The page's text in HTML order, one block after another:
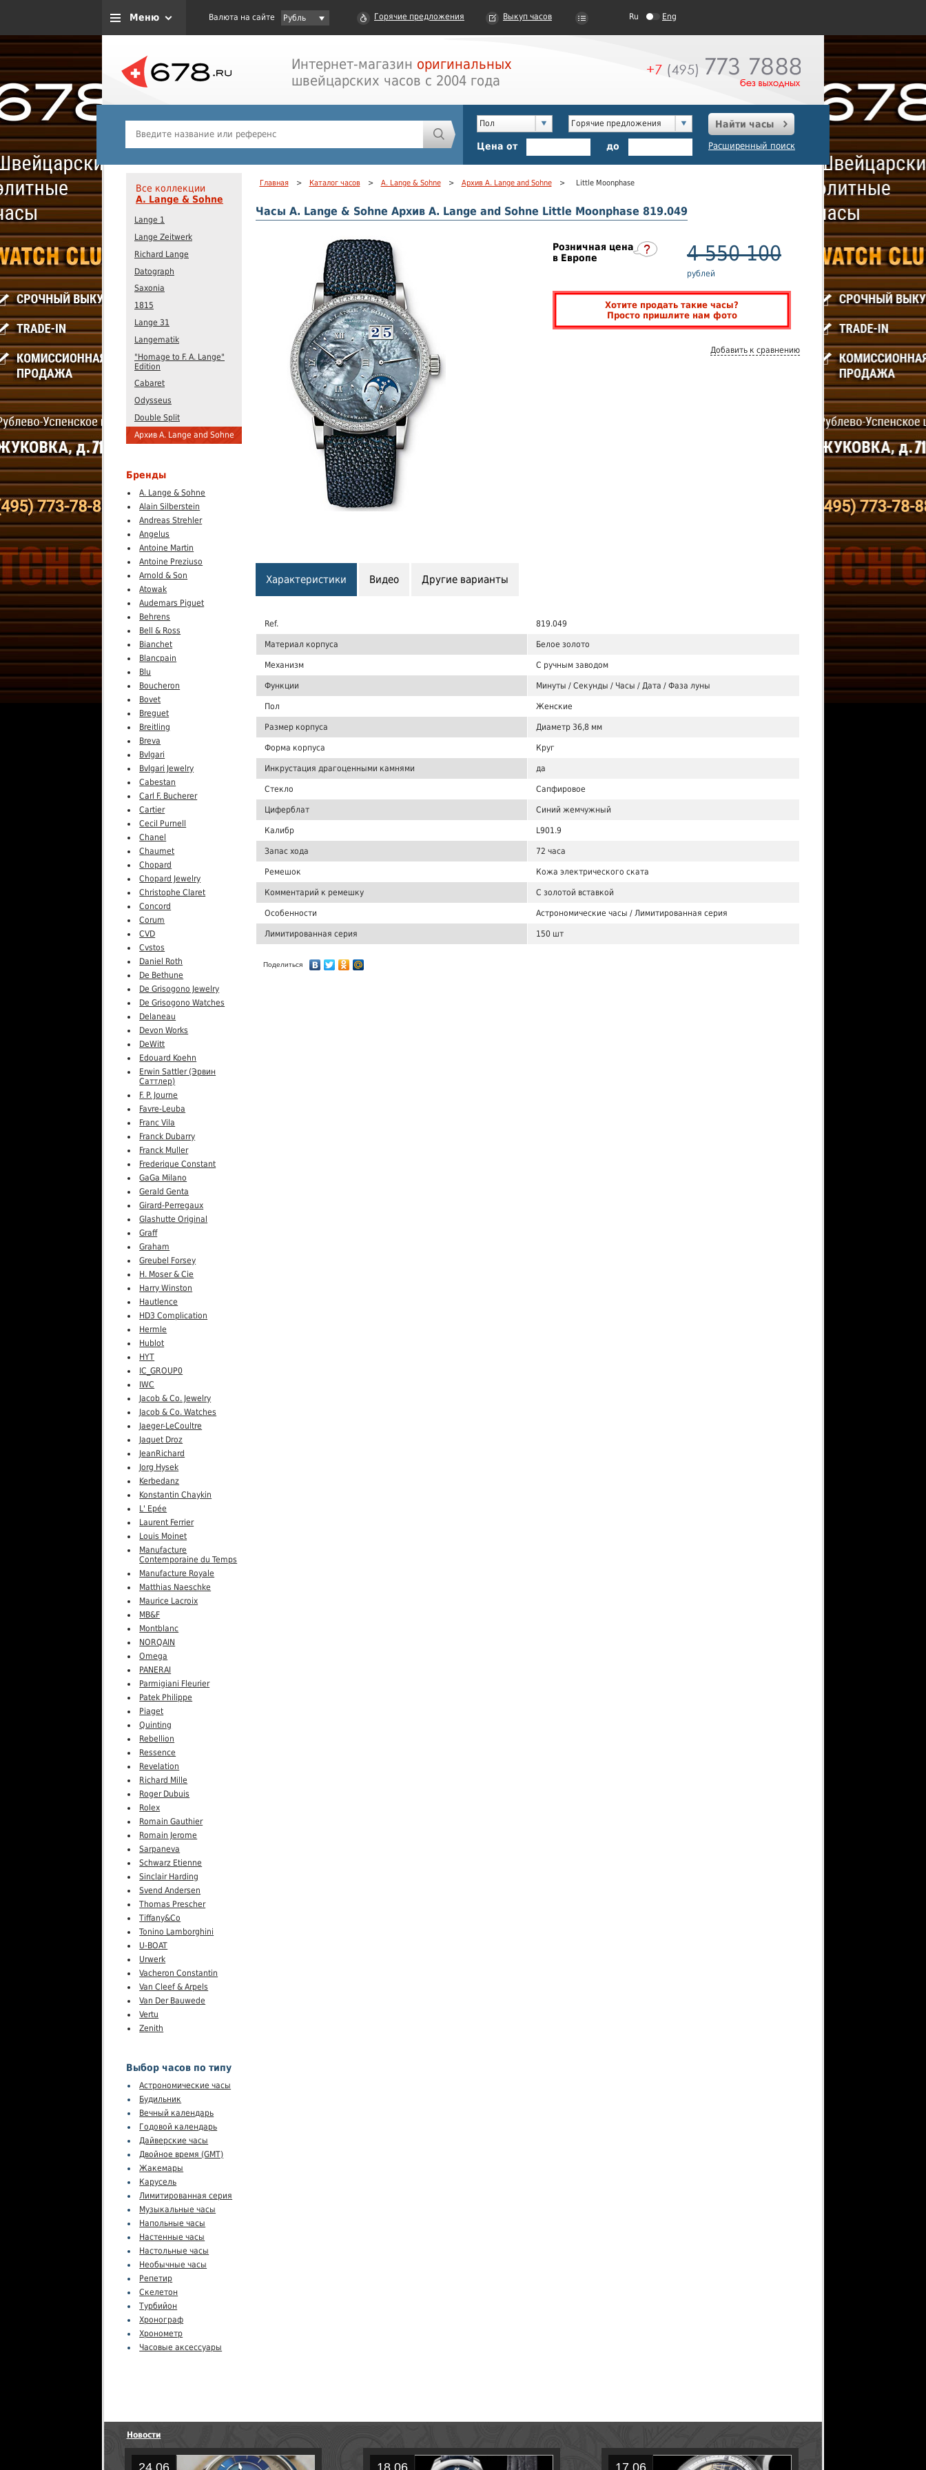
Меню Валюта на сайте Рубль Горячие предложения Выкуп часов Ru Eng
Интернет-магазин оригинальных
швейцарских часов с 2004 года
Пол Горячие предложения
Найти часы
Цена от
до Расширенный поиск
Все коллекции
A. Lange & Sohne
Lange 1
Lange Zeitwerk
Richard Lange
Datograph
Saxonia
1815
Lange 31
Langematik
"Homage to F. A. Lange"
Edition
Cabaret
Odysseus
Double Split
Архив A. Lange and Sohne
Бренды
A. Lange & Sohne
Alain Silberstein
Andreas Strehler
Angelus
Antoine Martin
Antoine Preziuso
Arnold & Son
Atowak
Audemars Piguet
Behrens
Bell & Ross
Bianchet
Blancpain
Blu
Boucheron
Bovet
Breguet
Breitling
Breva
Bvlgari
Bvlgari Jewelry
Cabestan
Carl F. Bucherer
Cartier
Cecil Purnell
Chanel
Chaumet
Chopard
Chopard Jewelry
Christophe Claret
Concord
Corum
CVD
Cvstos
Daniel Roth
De Bethune
De Grisogono Jewelry
De Grisogono Watches
Delaneau
Devon Works
DeWitt
Edouard Koehn
Erwin Sattler (Эрвин
Саттлер)
F. P. Journe
Favre-Leuba
Franc Vila
Franck Dubarry
Franck Muller
Frederique Constant
GaGa Milano
Gerald Genta
Girard-Perregaux
Glashutte Original
Graff
Graham
Greubel Forsey
H. Moser & Cie
Harry Winston
Hautlence
HD3 Complication
Hermle
Hublot
HYT
IC_GROUP0
IWC
Jacob & Co. Jewelry
Jacob & Co. Watches
Jaeger-LeCoultre
Jaquet Droz
JeanRichard
Jorg Hysek
Kerbedanz
Konstantin Chaykin
L' Epée
Laurent Ferrier
Louis Moinet
Manufacture
Contemporaine du Temps
Manufacture Royale
Matthias Naeschke
Maurice Lacroix
MB&F
Montblanc
NORQAIN
Omega
PANERAI
Parmigiani Fleurier
Patek Philippe
Piaget
Quinting
Rebellion
Ressence
Revelation
Richard Mille
Roger Dubuis
Rolex
Romain Gauthier
Romain Jerome
Sarpaneva
Schwarz Etienne
Sinclair Harding
Svend Andersen
Thomas Prescher
Tiffany&Co
Tonino Lamborghini
U-BOAT
Urwerk
Vacheron Constantin
Van Cleef & Arpels
Van Der Bauwede
Vertu
Zenith
Выбор часов по типу
Астрономические часы
Будильник
Вечный календарь
Годовой календарь
Дайверские часы
Двойное время (GMT)
Жакемары
Карусель
Лимитированная серия
Музыкальные часы
Напольные часы
Настенные часы
Настольные часы
Необычные часы
Репетир
Скелетон
Турбийон
Хронограф
Хронометр
Часовые аксессуары
Главная > Каталог часов > A. Lange & Sohne > Архив A. Lange and Sohne > Little Moonphase
Часы A. Lange & Sohne Архив A. Lange and Sohne Little Moonphase 819.049
Розничная цена
в Европе
4 550 100
рублей
Хотите продать такие часы?
Просто пришлите нам фото
Добавить к сравнению
Характеристики Видео Другие варианты
Ref. 819.049
Материал корпуса Белое золото
Механизм С ручным заводом
Функции Минуты / Секунды / Часы / Дата / Фаза луны
Пол Женские
Размер корпуса Диаметр 36,8 мм
Форма корпуса Круг
Инкрустация драгоценными камнями да
Стекло Сапфировое
Циферблат Синий жемчужный
Калибр L901.9
Запас хода 72 часа
Ремешок Кожа электрического ската
Комментарий к ремешку С золотой вставкой
Особенности Астрономические часы / Лимитированная серия
Лимитированная серия 150 шт
Поделиться
Новости
24.06 18.06 17.06